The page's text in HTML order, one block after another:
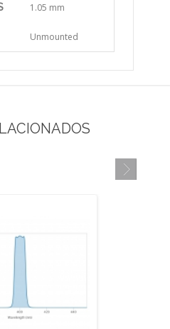
1.05 mm
Unmounted